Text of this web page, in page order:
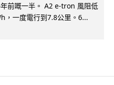
前嘅一半。 A2 e-tron 風阻低
，一度電行到7.8公里。6...